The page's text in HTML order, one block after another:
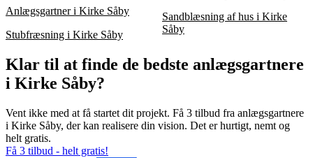
Anlægsgartner i Kirke Såby
Stubfræsning i Kirke Såby
Sandblæsning af hus i Kirke
Såby
Klar til at finde de bedste anlægsgartnere
i Kirke Såby?
Vent ikke med at få startet dit projekt. Få 3 tilbud fra anlægsgartnere
i Kirke Såby, der kan realisere din vision. Det er hurtigt, nemt og
helt gratis.
Få 3 tilbud - helt gratis!